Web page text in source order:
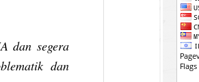
dan segera
dan